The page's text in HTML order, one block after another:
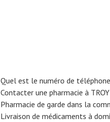
Quel est le numéro de téléphone
Contacter une pharmacie à
Pharmacie de garde dans la
Livraison de médicaments à